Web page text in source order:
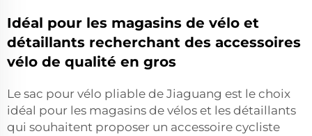
Idéal pour les magasins de vélo et
détaillants recherchant des accessoires
vélo de qualité en gros
Le sac pour vélo pliable de Jiaguang est le choix
idéal pour les magasins de vélos et les détaillants
qui souhaitent proposer un accessoire cycliste